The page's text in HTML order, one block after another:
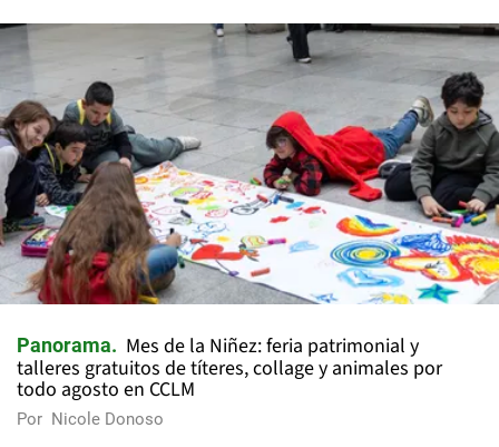
Panorama
Mes de la Niñez: feria patrimonial y
talleres gratuitos de títeres, collage y animales por
todo agosto en CCLM
Por Nicole Donoso